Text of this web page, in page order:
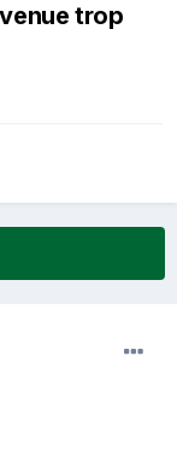
trop